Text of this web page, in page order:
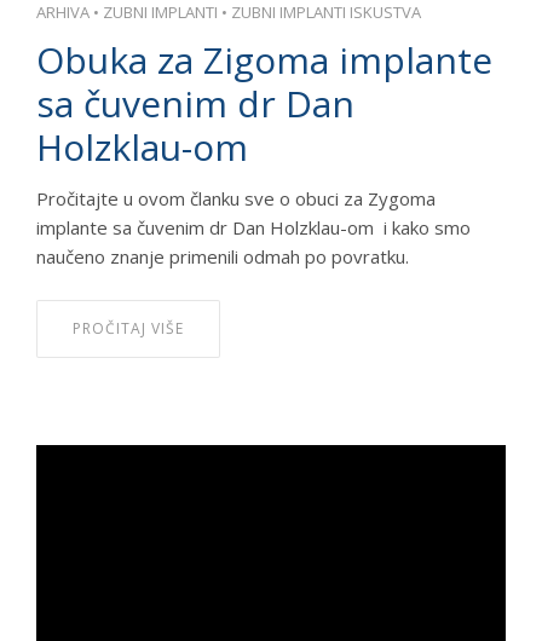
ARHIVA • ZUBNI IMPLANTI • ZUBNI IMPLANTI ISKUSTVA
Obuka za Zigoma implante
sa čuvenim dr Dan
Holzklau-om
Pročitajte u ovom članku sve o obuci za Zygoma
implante sa čuvenim dr Dan Holzklau-om i kako smo
naučeno znanje primenili odmah po povratku.
PROČITAJ VIŠE